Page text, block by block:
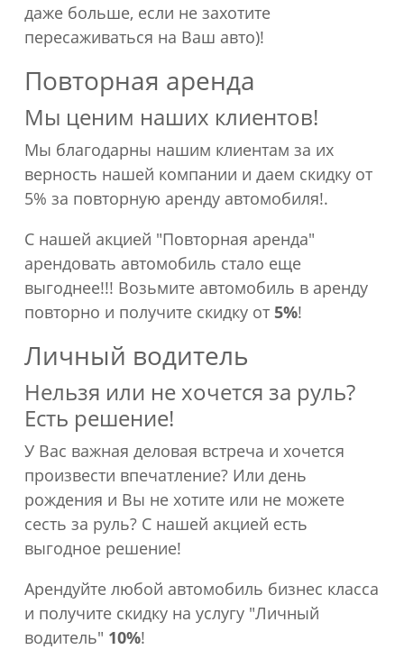
даже больше, если не захотите
пересаживаться на Ваш авто)!
Повторная аренда
Мы ценим наших клиентов!
Мы благодарны нашим клиентам за их
верность нашей компании и даем скидку от
5% за повторную аренду автомобиля!.
С нашей акцией "Повторная аренда"
арендовать автомобиль стало еще
выгоднее!!! Возьмите автомобиль в аренду
повторно и получите скидку от 5%!
Личный водитель
Нельзя или не хочется за руль?
Есть решение!
У Вас важная деловая встреча и хочется
произвести впечатление? Или день
рождения и Вы не хотите или не можете
сесть за руль? С нашей акцией есть
выгодное решение!
Арендуйте любой автомобиль бизнес класса
и получите скидку на услугу "Личный
водитель" 10%!